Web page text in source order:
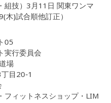
組技）3月11日 関東ワンマ
)試合順他訂正）
05
実行委員会
場
丁目20-1
フィットネスショップ・LIM